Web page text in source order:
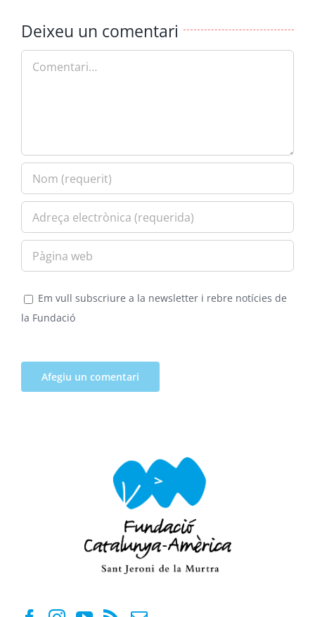
Deixeu un comentari
Em vull subscriure a la newsletter i rebre notícies de
la Fundació